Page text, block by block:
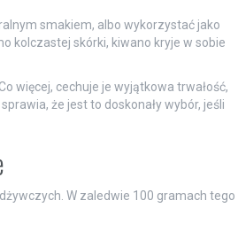
smakiem, albo wykorzystać jako
kolczastej skórki, kiwano kryje w sobie
więcej, cechuje je wyjątkowa trwałość,
że jest to doskonały wybór, jeśli
W zaledwie 100 gramach tego